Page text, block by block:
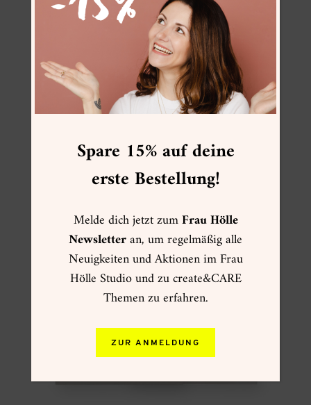
Spare 15% auf deine
erste Bestellung!
Melde dich jetzt zumFrau Hölle
Newsletteran, um regelmäßig alle
Neuigkeiten und Aktionen im Frau
Hölle Studio und zu create&CARE
Themen zu erfahren.
ZUR ANMELDUNG